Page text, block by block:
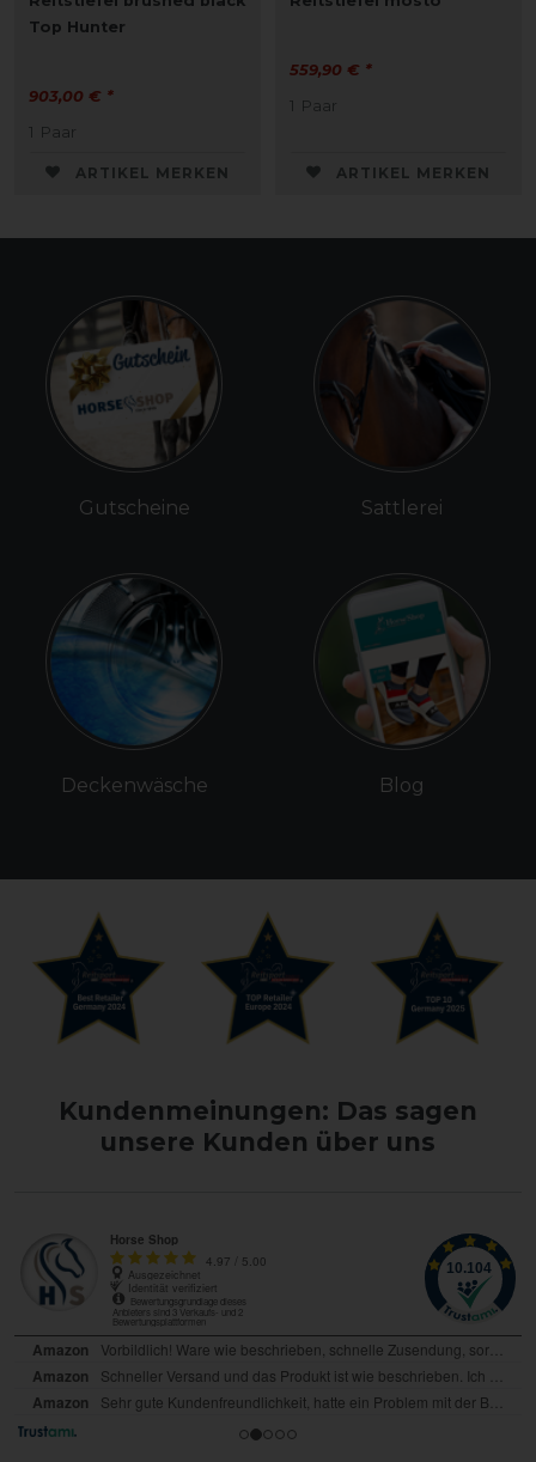
Top Hunter
903,00 € *
1 Paar
ARTIKEL MERKEN
559,90 € *
1 Paar
ARTIKEL MERKEN
Gutscheine
Deckenwäsche
Sattlerei
Blog
Kundenmeinungen: Das sagen
unsere Kunden über uns